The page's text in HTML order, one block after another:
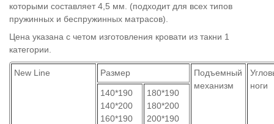
которыми составляет 4,5 мм. (подходит для всех типов
пружинных и беспружинных матрасов).
Цена указана с четом изготовления кровати из такни 1
категории.
New Line Размер
Подъемный
механизм
ноги
140*190
140*200
160*190
180*190
180*200
200*190